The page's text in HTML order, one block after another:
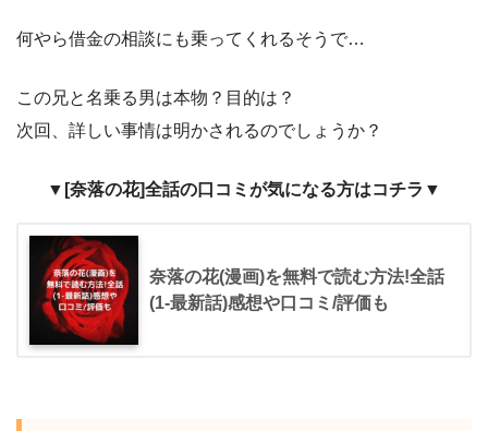
何やら借金の相談にも乗ってくれるそうで…
この兄と名乗る男は本物？目的は？
次回、詳しい事情は明かされるのでしょうか？
▼[奈落の花]全話の口コミが気になる方はコチラ▼
奈落の花(漫画)を無料で読む方法!全話
(1-最新話)感想や口コミ/評価も